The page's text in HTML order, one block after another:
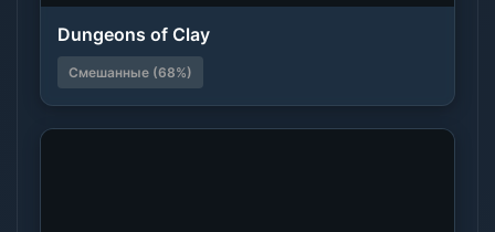
Dungeons of Clay
Смешанные (68%)